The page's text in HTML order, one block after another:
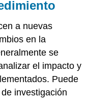
a nuevas
en la
se
el impacto y
Puede
investigación